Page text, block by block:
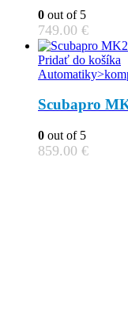
0 out of 5
749.00 €
Pridať do košíka
Scubapro
0 out of 5
859.00 €